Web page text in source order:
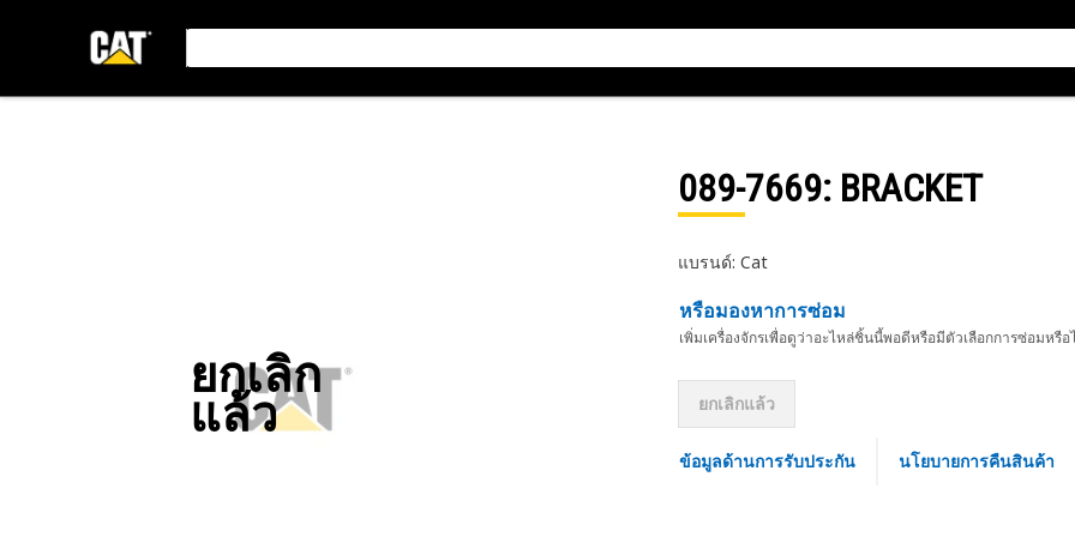
ยกเลิก
แล้ว
089-7669: BRACKET
แบรนด์: Cat
หรือมองหาการซ่อม
เพิ่มเครื่องจักรเพื่อดูว่าอะไหล่ชิ้นนี้พอดีหรือมีตัวเลือกการซ่อมหรือ
ยกเลิกแล้ว
ข้อมูลด้านการรับประกัน นโยบายการคืนสินค้า